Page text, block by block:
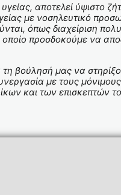
αποτελεί ύψιστο
με νοσηλευτικό
όπως διαχείριση
προσδοκούμε να
βούλησή μας να
με τους
και των επισκεπτών